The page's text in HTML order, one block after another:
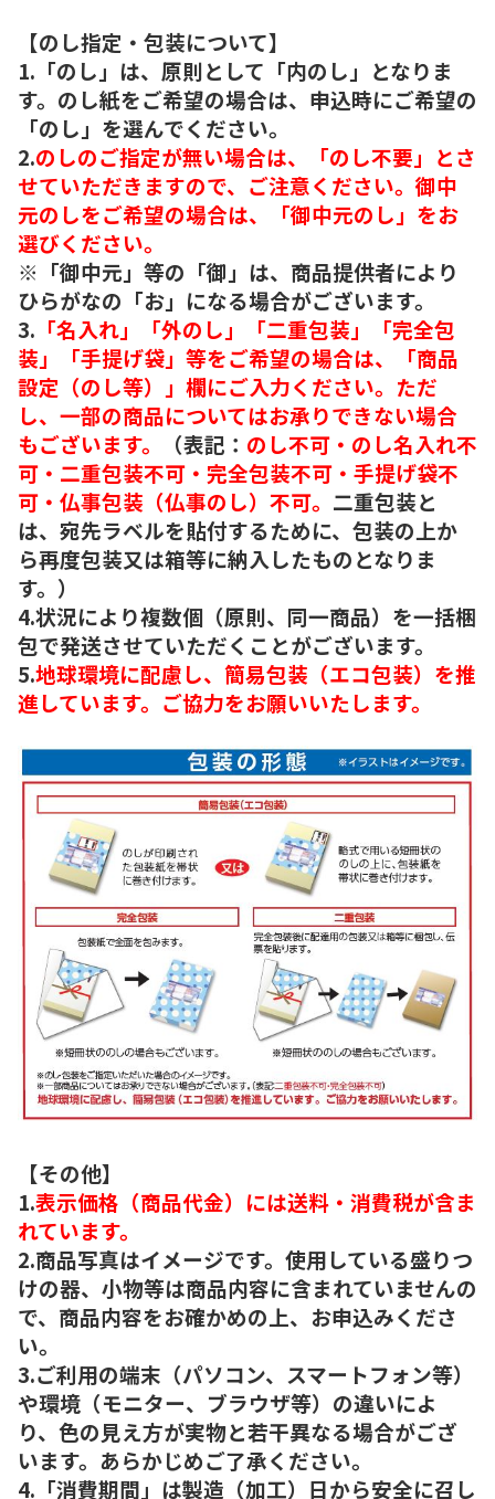
【のし指定・包装について】
1.「のし」は、原則として「内のし」となりま
す。のし紙をご希望の場合は、申込時にご希望の
「のし」を選んでください。
2.のしのご指定が無い場合は、「のし不要」とさ
せていただきますので、ご注意ください。御中
元のしをご希望の場合は、「御中元のし」をお
選びください。
※「御中元」等の「御」は、商品提供者により
ひらがなの「お」になる場合がございます。
3. 「名入れ」「外のし」「二重包装」「完全包
装」「手提げ袋」等をご希望の場合は、「商品
設定（のし等）」欄にご入力ください。ただ
し、一部の商品についてはお承りできない場合
もございます。
（表記： のし不可・のし名入れ不
可・二重包装不可・完全包装不可・手提げ袋不
可・仏事包装（仏事のし）不可。 二重包装と
は、宛先ラベルを貼付するために、包装の上か
ら再度包装又は箱等に納入したものとなりま
す。）
4.状況により複数個（原則、同一商品）を一括梱
包で発送させていただくことがございます。
5.地球環境に配慮し、簡易包装（エコ包装）を推
進しています。ご協力をお願いいたします。
【その他】
1.表示価格（商品代金）には送料・消費税が含ま
れています。
2.商品写真はイメージです。使用している盛りつ
けの器、小物等は商品内容に含まれていませんの
で、商品内容をお確かめの上、お申込みくださ
い。
3.ご利用の端末（パソコン、スマートフォン等）
や環境（モニター、ブラウザ等）の違いによ
り、色の見え方が実物と若干異なる場合がござ
います。あらかじめご了承ください。
4.「消費期間」は製造（加工）日から安全に召し